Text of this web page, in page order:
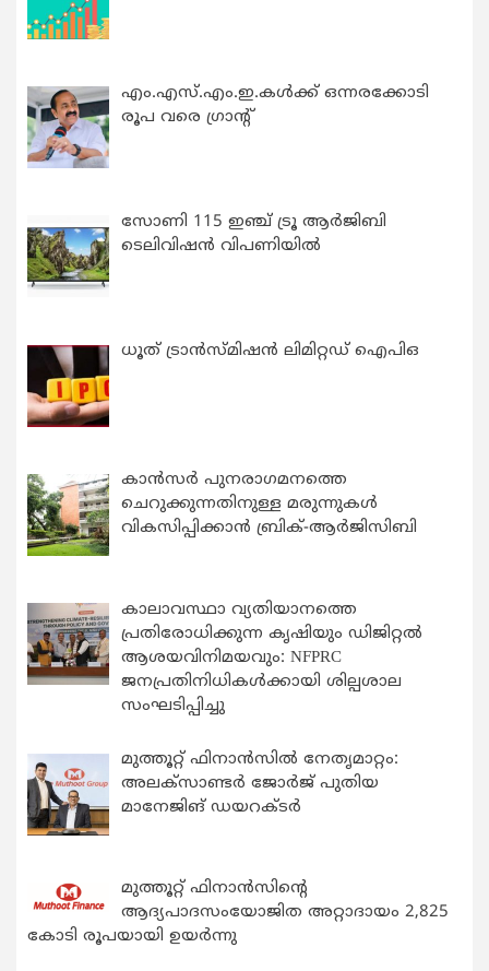
എം.എസ്.എം.ഇ.കൾക്ക് ഒന്നരക്കോടി
രൂപ വരെ ഗ്രാന്റ്
സോണി 115 ഇഞ്ച് ട്രൂ ആർജിബി
ടെലിവിഷൻ വിപണിയിൽ
ധൂത് ട്രാൻസ്മിഷൻ ലിമിറ്റഡ് ഐപിഒ
കാന്‍സര്‍ പുനരാഗമനത്തെ
ചെറുക്കുന്നതിനുള്ള മരുന്നുകള്‍
വികസിപ്പിക്കാന്‍ ബ്രിക്-ആര്‍ജിസിബി
കാലാവസ്ഥാ വ്യതിയാനത്തെ
പ്രതിരോധിക്കുന്ന കൃഷിയും ഡിജിറ്റൽ
ആശയവിനിമയവും: NFPRC
ജനപ്രതിനിധികൾക്കായി ശില്പശാല
സംഘടിപ്പിച്ചു
മുത്തൂറ്റ് ഫിനാൻസിൽ നേതൃമാറ്റം:
അലക്സാണ്ടർ ജോർജ് പുതിയ
മാനേജിങ് ഡയറക്ടർ
മുത്തൂറ്റ് ഫിനാൻസിന്റെ
ആദ്യപാദസംയോജിത അറ്റാദായം 2,825
കോടി രൂപയായി ഉയർന്നു